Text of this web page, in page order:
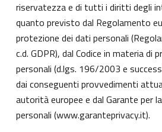
riservatezza e di tutti i diritti degli
quanto previsto dal Regolamento
protezione dei dati personali
c.d. GDPR), dal Codice in materia di
personali (d.lgs. 196/2003 e
dai conseguenti provvedimenti
autorità europee e dal Garante per
personali (www.garanteprivacy.it).